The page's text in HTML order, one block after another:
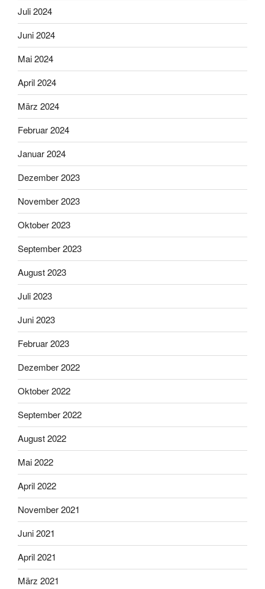
Juli 2024
Juni 2024
Mai 2024
April 2024
März 2024
Februar 2024
Januar 2024
Dezember 2023
November 2023
Oktober 2023
September 2023
August 2023
Juli 2023
Juni 2023
Februar 2023
Dezember 2022
Oktober 2022
September 2022
August 2022
Mai 2022
April 2022
November 2021
Juni 2021
April 2021
März 2021